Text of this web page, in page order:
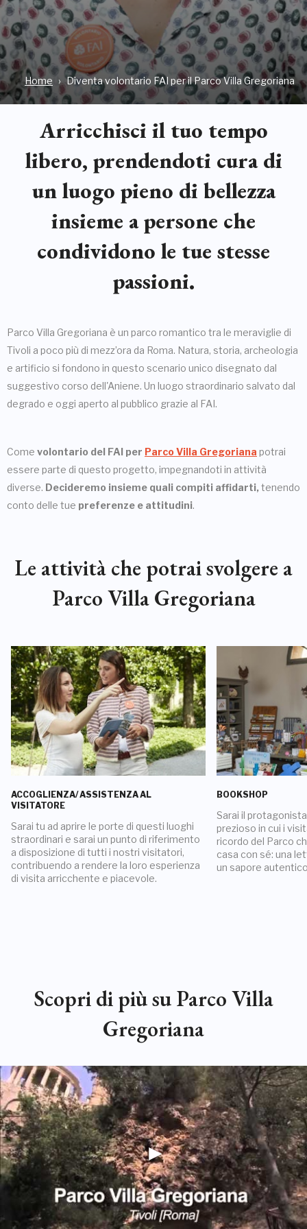
Home Diventa volontario FAI per il Parco Villa Gregoriana
Arricchisci il tuo tempo
libero, prendendoti cura di
un luogo pieno di bellezza
insieme a persone che
condividono le tue stesse
passioni.
Parco Villa Gregoriana è un parco romantico tra le meraviglie di
Tivoli a poco più di mezz’ora da Roma. Natura, storia, archeologia
e artificio si fondono in questo scenario unico disegnato dal
suggestivo corso dell'Aniene. Un luogo straordinario salvato dal
degrado e oggi aperto al pubblico grazie al FAI.
Come volontario del FAI per Parco Villa Gregoriana potrai
essere parte di questo progetto, impegnandoti in attività
diverse. Decideremo insieme quali compiti affidarti, tenendo
conto delle tue preferenze e attitudini.
Le attività che potrai svolgere a
Parco Villa Gregoriana
ACCOGLIENZA/ ASSISTENZA AL
VISITATORE
Sarai tu ad aprire le porte di questi luoghi
straordinari e sarai un punto di riferimento
a disposizione di tutti i nostri visitatori,
contribuendo a rendere la loro esperienza
di visita arricchente e piacevole.
BOOKSHOP
Sarai il
prezioso in cui i
ricordo del Parco
casa con sé: una
un sapore
Scopri di più su Parco Villa
Gregoriana